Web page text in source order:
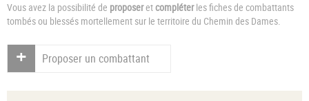
Vous avez la possibilité de proposeretcompléterles fiches de combattants
tombés ou blessés mortellement sur le territoire du Chemin des Dames.
Proposer un combattant